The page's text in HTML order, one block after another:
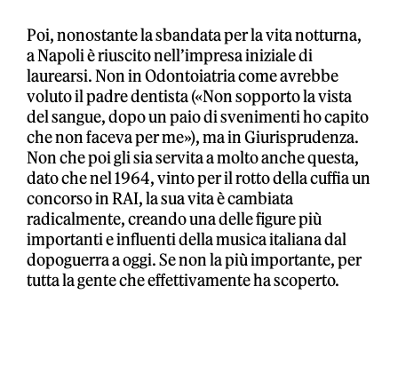
Poi, nonostante la sbandata per la vita notturna,
a Napoli è riuscito nell’impresa iniziale di
laurearsi. Non in Odontoiatria come avrebbe
voluto il padre dentista («Non sopporto la vista
del sangue, dopo un paio di svenimenti ho capito
che non faceva per me»), ma in Giurisprudenza.
Non che poi gli sia servita a molto anche questa,
dato che nel 1964, vinto per il rotto della cuffia un
concorso in RAI, la sua vita è cambiata
radicalmente, creando una delle figure più
importanti e influenti della musica italiana dal
dopoguerra a oggi. Se non la più importante, per
tutta la gente che effettivamente ha scoperto.